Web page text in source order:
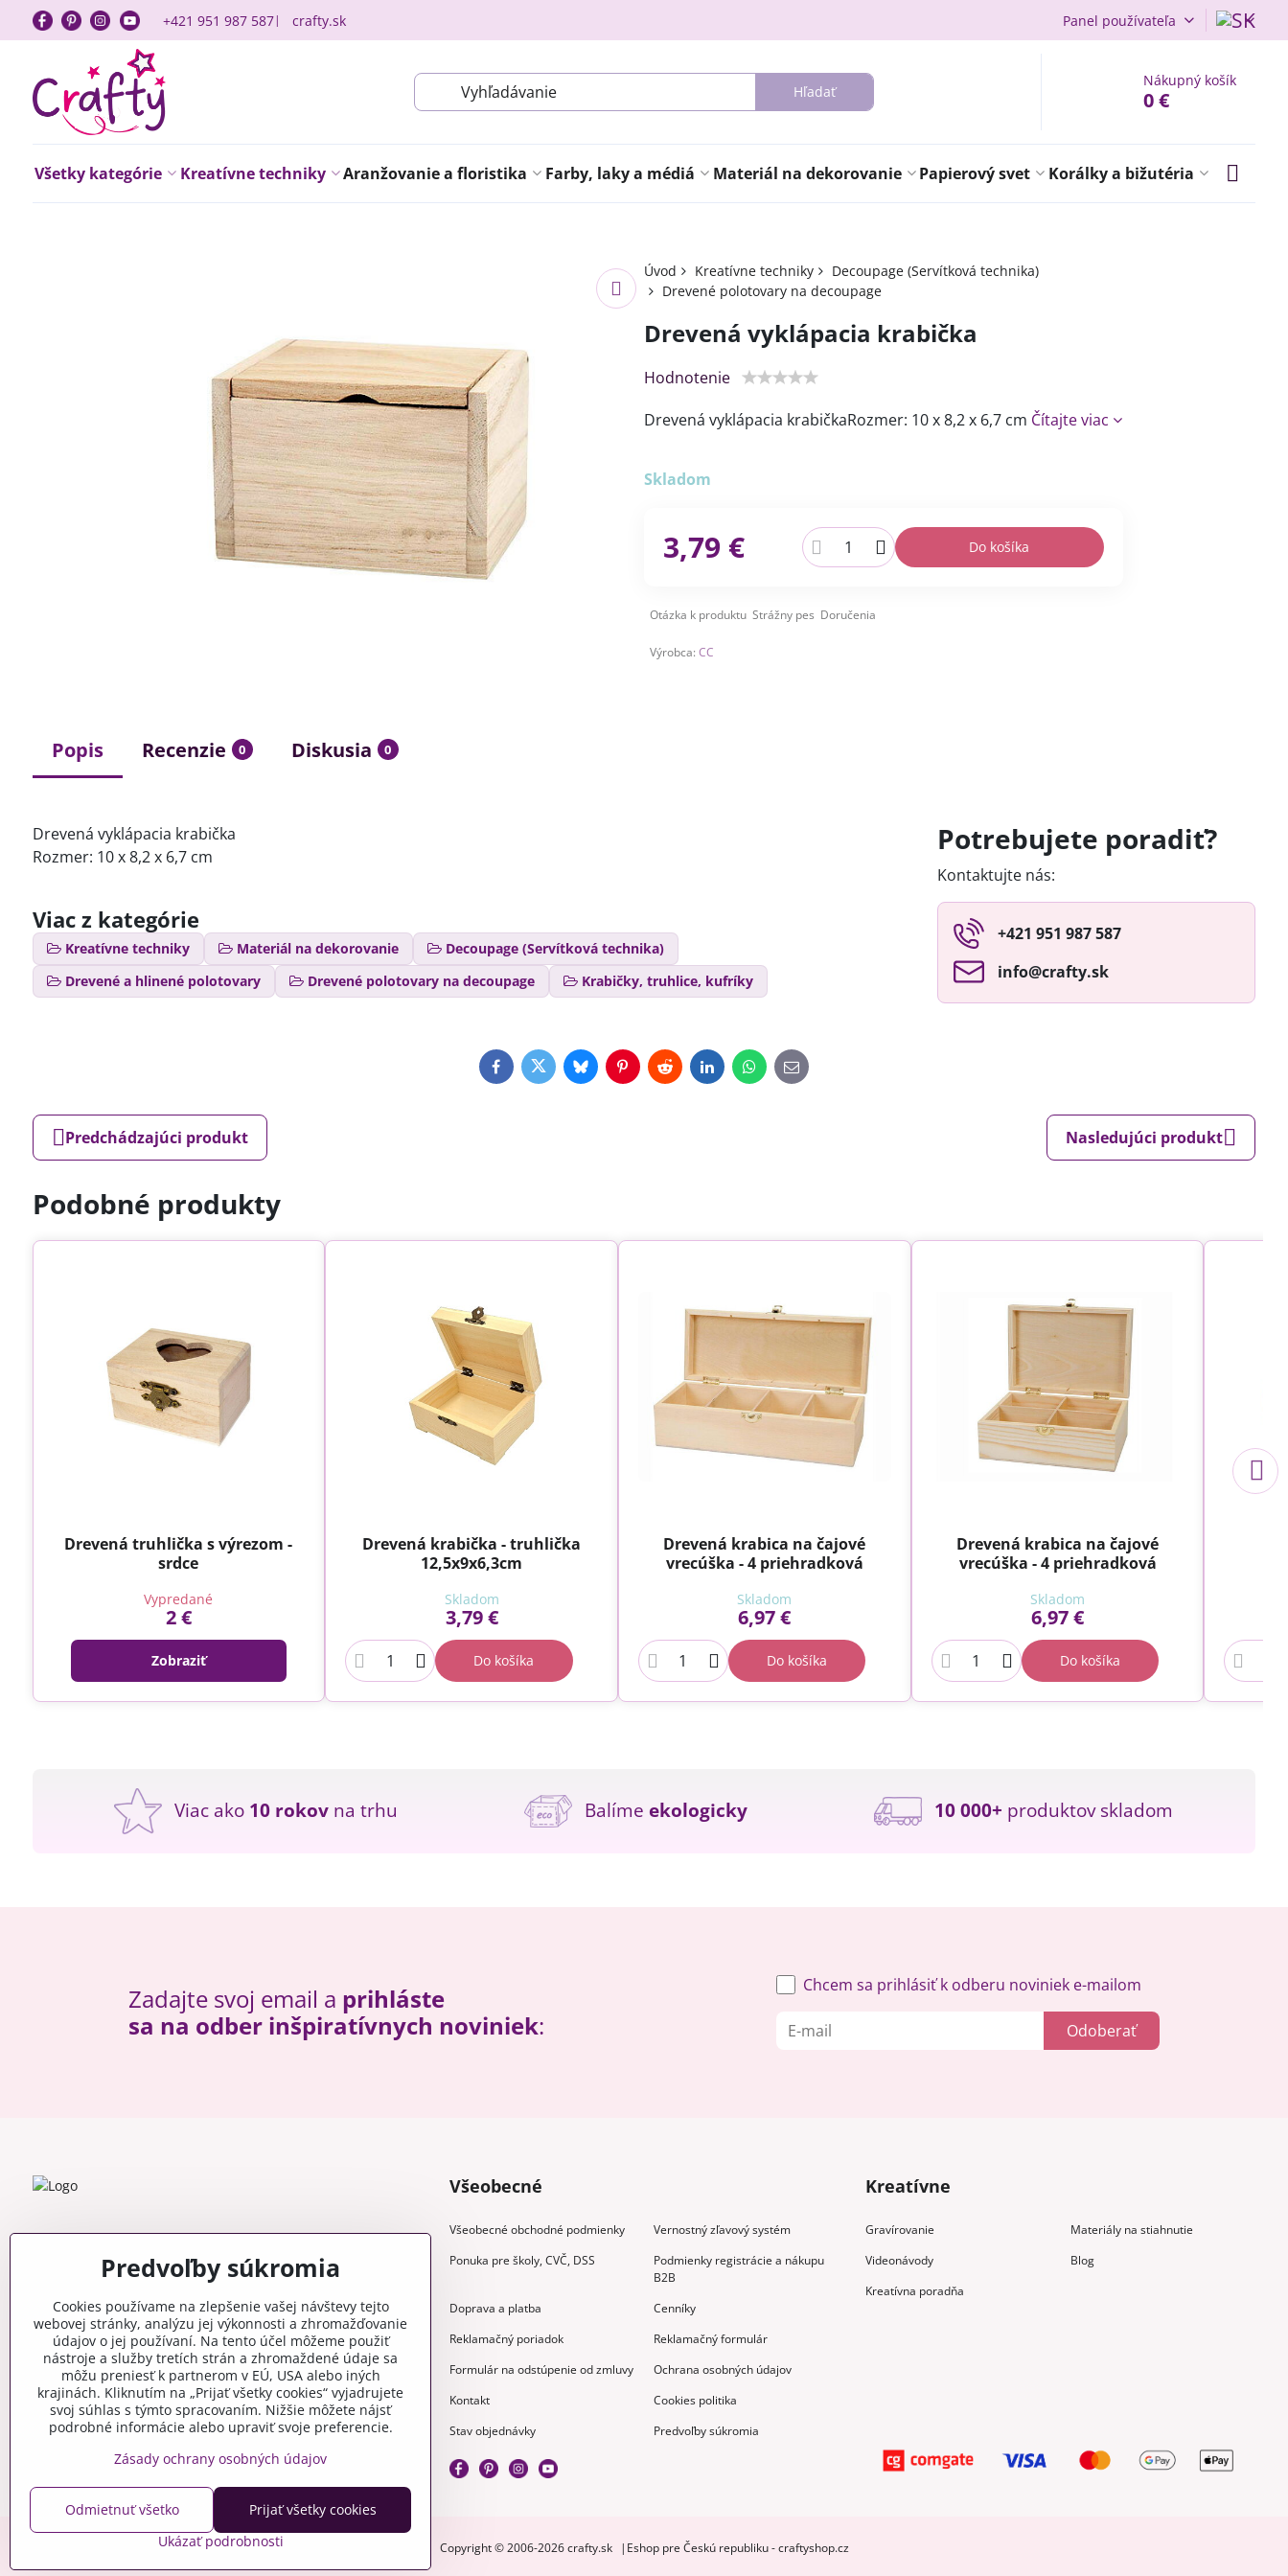
+421 951 987 587 crafty.sk Panel používateľa
Hľadať
Nákupný košík
0 €
Všetky kategórie Kreatívne techniky Aranžovanie a floristika Farby, laky a médiá Materiál na dekorovanie Papierový svet Korálky a bižutéria
Úvod Kreatívne techniky
Decoupage (Servítková technika)
Drevené polotovary na decoupage
Drevená vyklápacia krabička
Hodnotenie
Drevená vyklápacia krabičkaRozmer: 10 x 8,2 x 6,7 cm Čítajte viac
Skladom
3,79 € Do košíka
Otázka k produktu Strážny pes Doručenia
Výrobca: CC
Popis Recenzie 0 Diskusia 0
Drevená vyklápacia krabička
Rozmer: 10 x 8,2 x 6,7 cm
Viac z kategórie
Kreatívne techniky Materiál na dekorovanie
Decoupage (Servítková technika)
Drevené a hlinené polotovary
Drevené polotovary na decoupage Krabičky, truhlice, kufríky
Potrebujete poradiť?
Kontaktujte nás:
+421 951 987 587
info​@crafty​.sk
FacebookTwitterBlueskyPinterestRedditLinkedInWhatsApp
E-
mail
Predchádzajúci produkt Nasledujúci produkt
Podobné produkty
Drevená truhlička s výrezom -
srdce
Vypredané
2 €
Zobraziť
Drevená krabička - truhlička
12,5x9x6,3cm
Skladom
3,79 €
Do košíka
Drevená krabica na čajové
vrecúška - 4 priehradková
Skladom
6,97 €
Do košíka
Drevená krabica na čajové
vrecúška - 4 priehradková
Skladom
6,97 €
Do košíka
Viac ako 10 rokov na trhu Balíme ekologicky 10 000+ produktov skladom
Zadajte svoj email a prihláste
sa na odber inšpiratívnych noviniek: Odoberať
Chcem sa prihlásiť k odberu noviniek e-mailom
Všeobecné
Všeobecné obchodné podmienky
Vernostný zľavový systém
Ponuka pre školy, CVČ, DSS
Podmienky registrácie a nákupu
B2B
Doprava a platba
Cenníky
Reklamačný poriadok
Reklamačný formulár
Formulár na odstúpenie od zmluvy
Ochrana osobných údajov
Kontakt
Cookies politika
Stav objednávky
Predvoľby súkromia
Kreatívne
Gravírovanie
Materiály na stiahnutie
Videonávody
Blog
Kreatívna poradňa
Copyright © 2006-2026 crafty.sk Eshop pre Českú republiku - craftyshop.cz
Predvoľby súkromia
Cookies používame na zlepšenie vašej návštevy tejto
webovej stránky, analýzu jej výkonnosti a zhromažďovanie
údajov o jej používaní. Na tento účel môžeme použiť
nástroje a služby tretích strán a zhromaždené údaje sa
môžu preniesť k partnerom v EÚ, USA alebo iných
krajinách. Kliknutím na „Prijať všetky cookies“ vyjadrujete
svoj súhlas s týmto spracovaním. Nižšie môžete nájsť
podrobné informácie alebo upraviť svoje preferencie.
Zásady ochrany osobných údajov
Ukázať podrobnosti
Prijať všetky cookies
Odmietnuť všetko